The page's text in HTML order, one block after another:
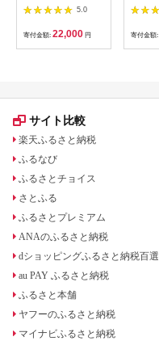
ーケーションお試しプ
ラン｜東北 福島県 会
津若松市 東山温泉 旅
行 クーポン 利用券
[0800]
5.0
寄付金額: 22,000 円 寄付金額:
サイト比較
楽天ふるさと納税
ふるなび
ふるさとチョイス
さとふる
ふるさとプレミアム
ANAのふるさと納税
dショッピングふるさと納税百選
au PAY ふるさと納税
ふるさと本舗
ヤフーのふるさと納税
マイナビふるさと納税